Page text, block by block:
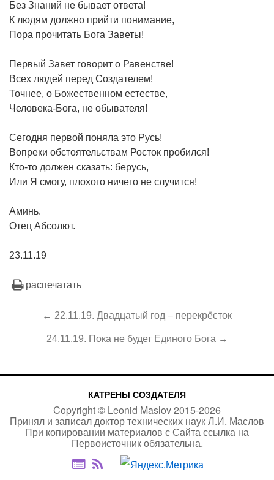
Без Знаний не бывает ответа!
К людям должно прийти понимание,
Пора прочитать Бога Заветы!
Первый Завет говорит о Равенстве!
Всех людей перед Создателем!
Точнее, о Божественном естестве,
Человека-Бога, не обывателя!
Сегодня первой поняла это Русь!
Вопреки обстоятельствам Росток пробился!
Кто-то должен сказать: берусь,
Или Я смогу, плохого ничего не случится!
Аминь.
Отец Абсолют.
23.11.19
распечатать
← 22.11.19. Двадцатый год – перекрёсток
24.11.19. Пока не будет Единого Бога →
КАТРЕНЫ СОЗДАТЕЛЯ
Copyright © Leonid Maslov2015-2026
Принял и записал доктор технических наук Л.И. Маслов
При копировании материалов с Сайтассылка на
Первоисточникобязательна.